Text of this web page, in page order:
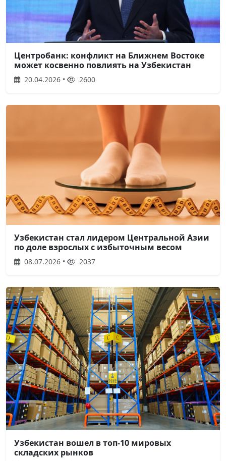
Центробанк: конфликт на Ближнем Востоке
может косвенно повлиять на Узбекистан
20.04.2026 • 2600
Узбекистан стал лидером Центральной Азии
по доле взрослых с избыточным весом
08.07.2026 • 2037
Узбекистан вошел в топ-10 мировых
складских рынков